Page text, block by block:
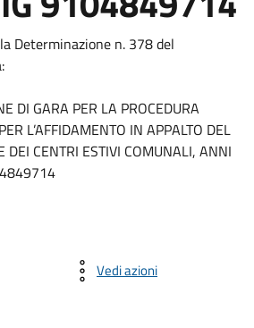
Determinazione n. 378 del
DI GARA PER LA PROCEDURA
L’AFFIDAMENTO IN APPALTO DEL
DEI CENTRI ESTIVI COMUNALI, ANNI
Vedi azioni